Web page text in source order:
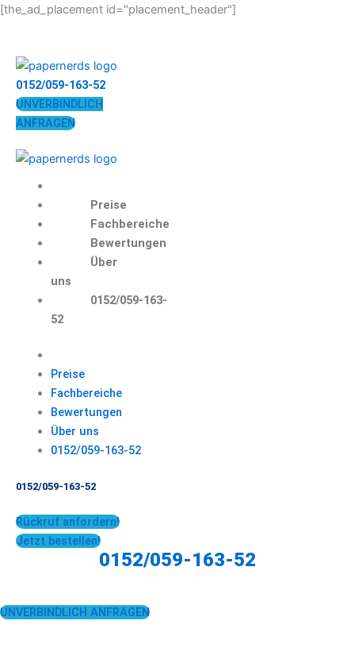
[the_ad_placement id="placement_header"]
Zum
0152/059-163-52
UNVERBINDLICH
ANFRAGEN
Preise
Fachbereiche
Bewertungen
Über
uns
0152/059-163-
52
Preise
Fachbereiche
Bewertungen
Über uns
0152/059-163-52
0152/059-163-52
Rückruf anfordern!
Jetzt bestellen!
0152/059-163-52
UNVERBINDLICH ANFRAGEN